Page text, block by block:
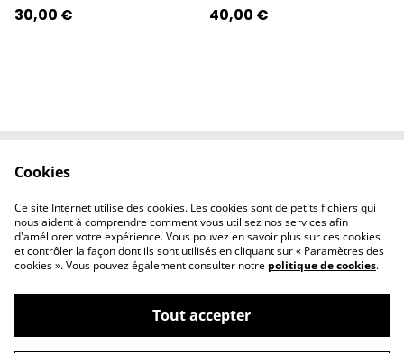
30,00 €
40,00 €
Contactez-nous
Politique de
confidentialité
Politique de
cookies
©2026l'éclipse
Cookies
Ce site Internet utilise des cookies. Les cookies sont de petits fichiers qui
nous aident à comprendre comment vous utilisez nos services afin
d'améliorer votre expérience. Vous pouvez en savoir plus sur ces cookies
et contrôler la façon dont ils sont utilisés en cliquant sur « Paramètres des
cookies ». Vous pouvez également consulter notre politique de cookies.
Tout accepter